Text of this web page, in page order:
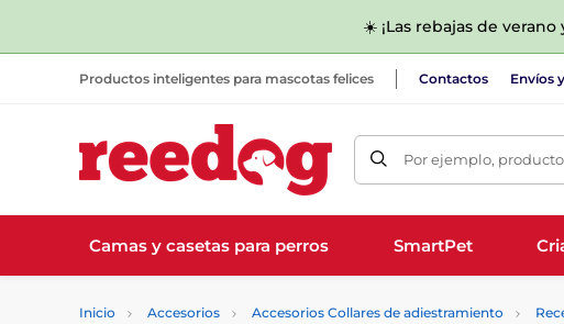
☀️ ¡Las rebajas de
Productos inteligentes para mascotas felices Contactos Envíos
Por ejemplo,
Camas y casetas para perros SmartPet
Inicio Accesorios Accesorios Collares de adiestramiento